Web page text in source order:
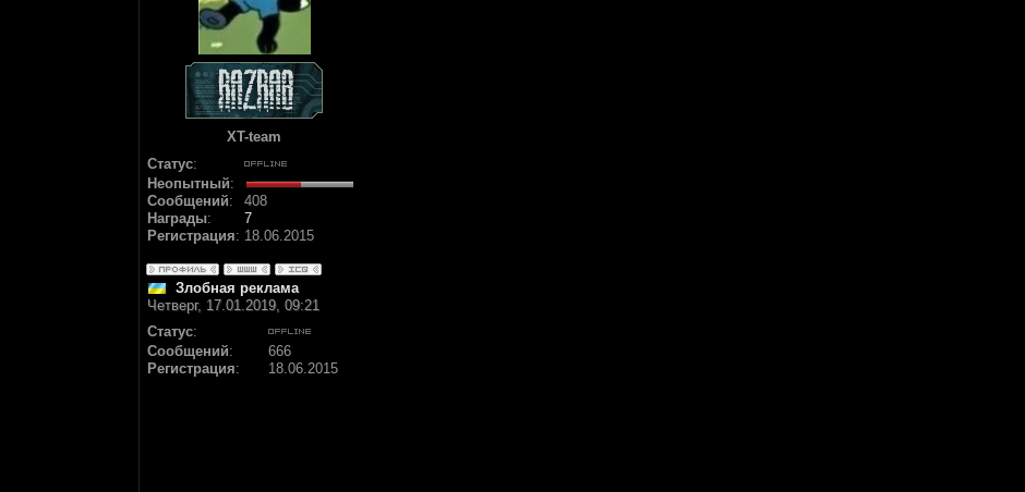
XT-team
Статус:
Неопытный:
Сообщений:
408
Награды:
7
Регистрация: 18.06.2015
Злобная реклама
Четверг, 17.01.2019, 09:21
Статус:
Сообщений:
666
Регистрация: 18.06.2015